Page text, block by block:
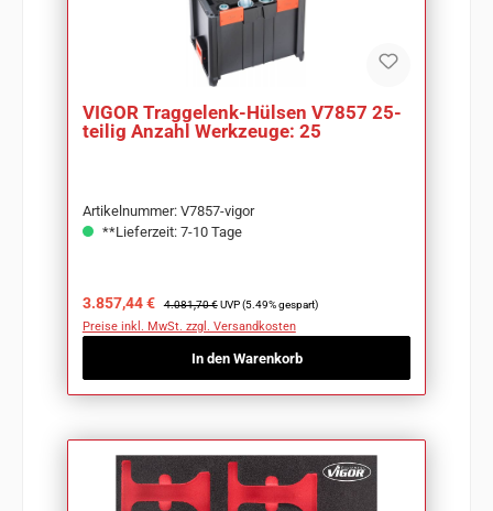
VIGOR Traggelenk-Hülsen V7857 25-
teilig Anzahl Werkzeuge: 25
Artikelnummer: V7857-vigor
**Lieferzeit: 7-10 Tage
Verkaufspreis:
3.857,44 € Regulärer Preis:
4.081,70 € UVP (5.49% gespart)
Preise inkl. MwSt. zzgl. Versandkosten
In den Warenkorb